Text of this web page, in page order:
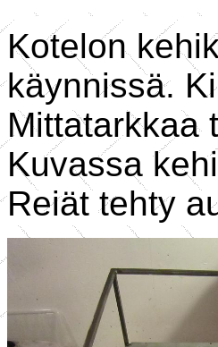
Kotelon
käynnissä.
Mittatarkkaa
Kuvassa
Reiät tehty